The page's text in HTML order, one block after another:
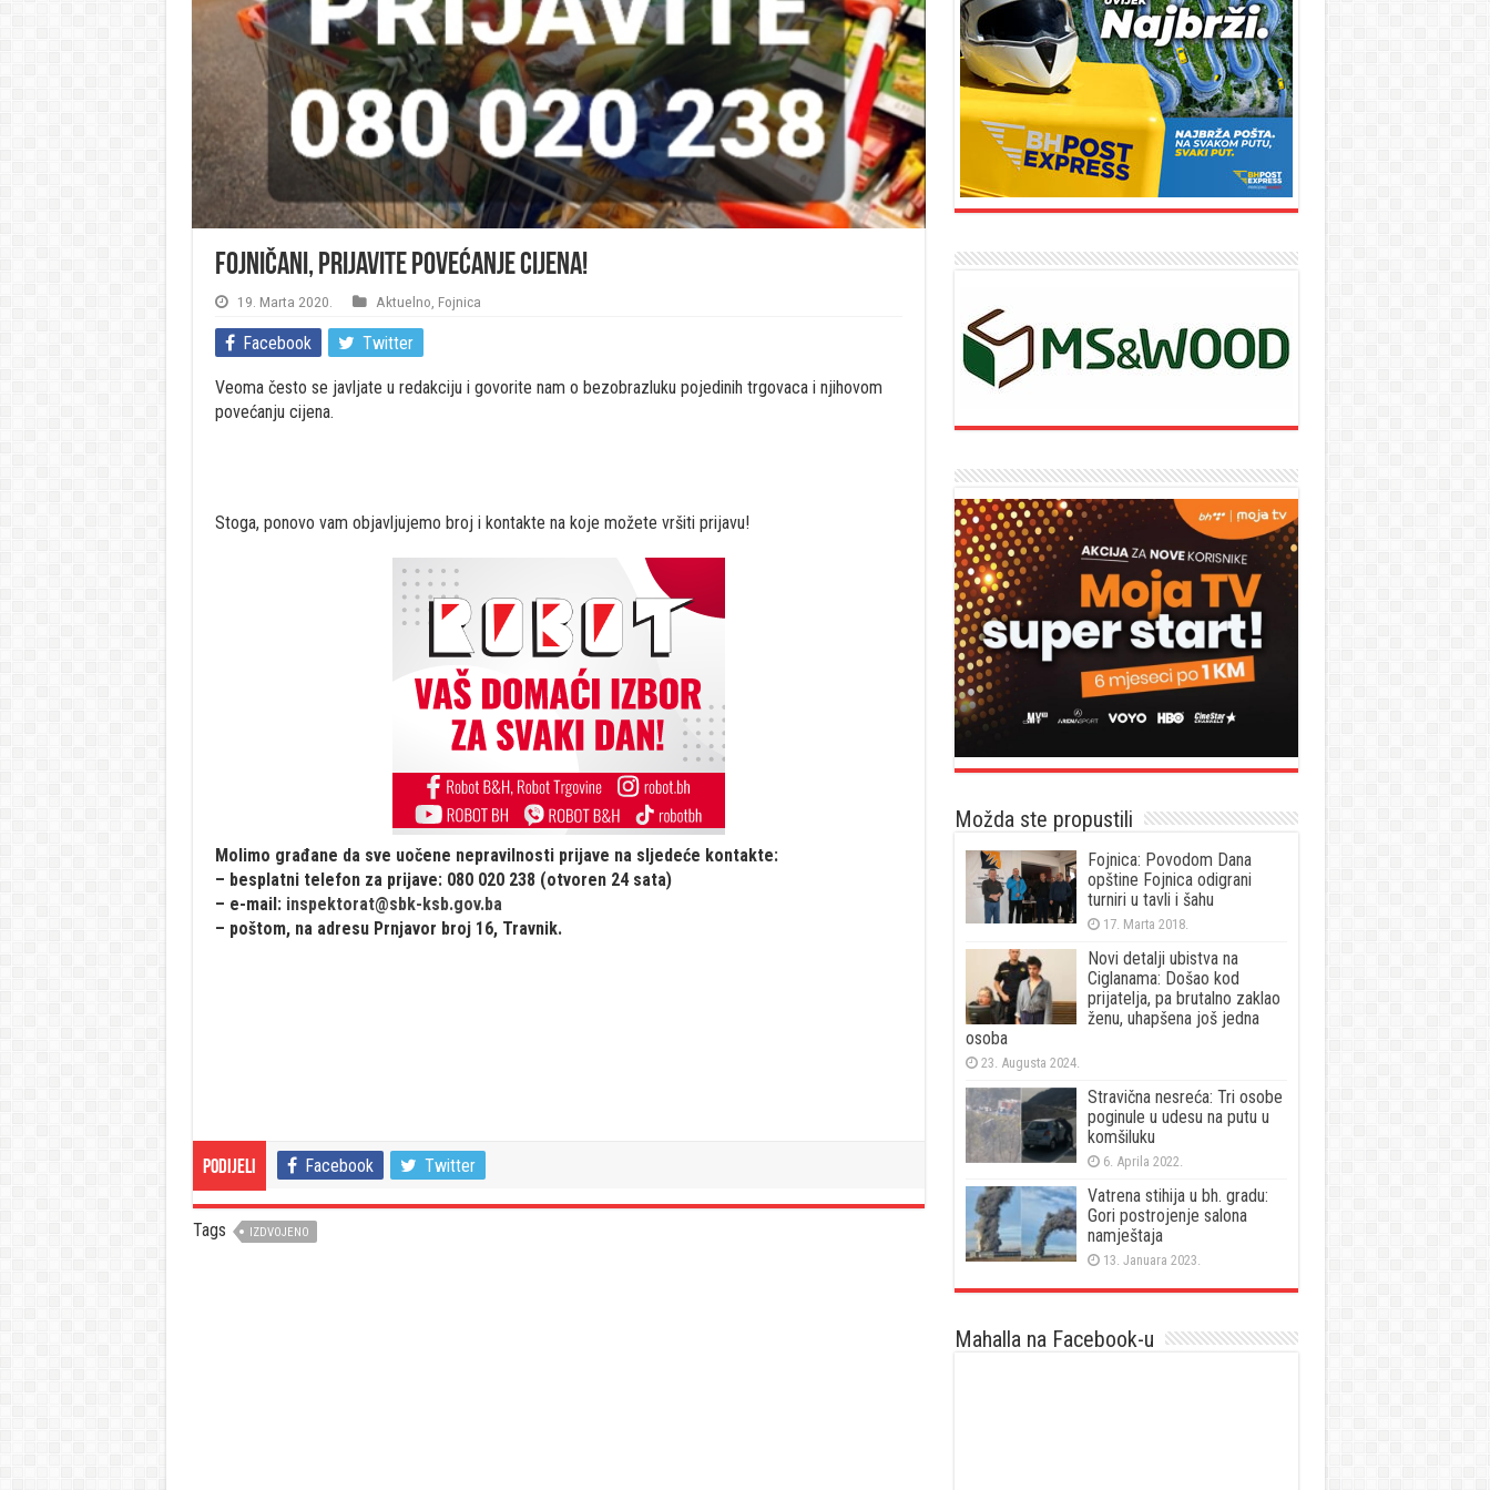
Fojničani, PRIJAVITE povećanje cijena!
19. Marta 2020. Aktuelno Fojnica
Facebook Twitter
Veoma često se javljate u redakciju i govorite nam o bezobrazluku pojedinih trgovaca i njihovom
povećanju cijena.
Stoga, ponovo vam objavljujemo broj i kontakte na koje možete vršiti prijavu!
Molimo građane da sve uočene nepravilnosti prijave na sljedeće kontakte:
– besplatni telefon za prijave: 080 020 238 (otvoren 24 sata)
– e-mail: inspektorat@sbk-ksb.gov.ba
– poštom, na adresu Prnjavor broj 16, Travnik.
Podijeli Facebook Twitter
Tags IZDVOJENO
Možda ste propustili
Fojnica: Povodom Dana
opštine Fojnica odigrani
turniri u tavli i šahu
17. Marta 2018.
Novi detalji ubistva na
Ciglanama: Došao kod
prijatelja, pa brutalno zaklao
ženu, uhapšena još jedna
osoba
23. Augusta 2024.
Stravična nesreća: Tri osobe
poginule u udesu na putu u
komšiluku
6. Aprila 2022.
Vatrena stihija u bh. gradu:
Gori postrojenje salona
namještaja
13. Januara 2023.
Mahalla na Facebook-u